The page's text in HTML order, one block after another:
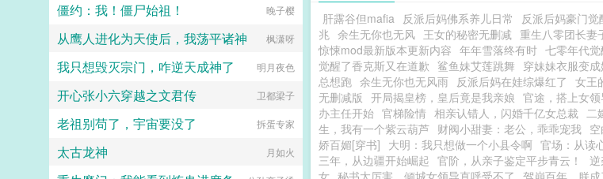
肝露谷但mafia 反派后妈佛系养儿日常 反派后妈豪门觉
兆 余生无你也无风 王女的秘密无删减 重生八零团长妻
惊悚mod最新版本更新内容 年年雪落终有时 七零年代
觉醒了香克斯又在道歉 鲨鱼妹艾莲跳舞 穿妹妹衣服变
总想跑 余生无你也无风雨 反派后妈在娃综爆红了 女王
无删减版 开局揭皇榜，皇后竟是我亲娘 官途，搭上女领
办主任开始 官梯险情 相亲认错人，闪婚千亿女总裁 二
生，我有一个紫云葫芦 财阀小甜妻：老公，乖乖宠我 空
娇百媚[穿书] 大明：我只想做一个小县令啊 官场：从读
三年，从边疆开始崛起 官阶，从亲子鉴定平步青云！
女 秘书太厉害，倾城女领导直呼受不了 驾崩百年，朕
僵约：我！僵尸始祖！
晚子樱
从鹰人进化为天使后，我荡平诸神 枫潇呀
我只想毁灭宗门，咋逆天成神了 明月夜色
开心张小六穿越之文君传 卫都梁子
老祖别苟了，宇宙要没了 拆蛋专家
太古龙神 月如火